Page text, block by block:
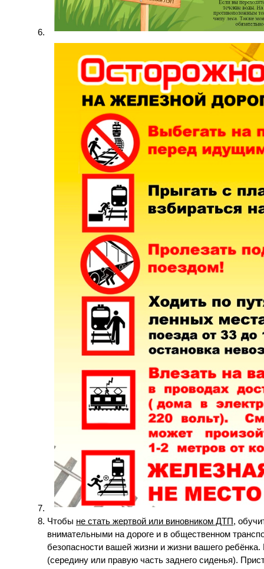
Чтобы не стать жертвой или виновником ДТП,
внимательными на дороге и в общественном
безопасности вашей жизни и жизни вашего
(середину или правую часть заднего сиденья).